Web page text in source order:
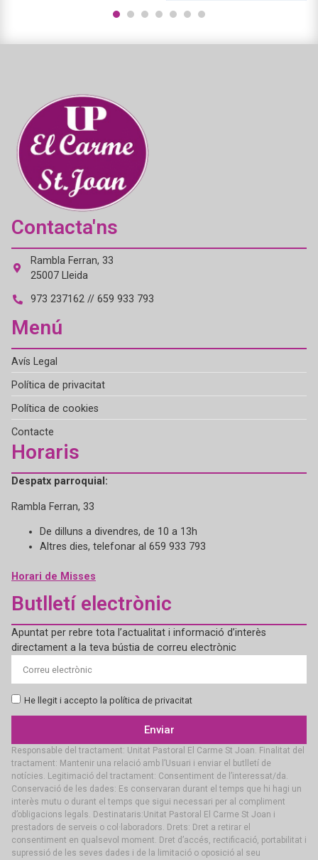
Contacta'ns
Rambla Ferran, 33
25007 Lleida
973 237162 // 659 933 793
Menú
Avís Legal
Política de privacitat
Política de cookies
Contacte
Horaris
Despatx parroquial:
Rambla Ferran, 33
De dilluns a divendres, de 10 a 13h
Altres dies, telefonar al 659 933 793
Horari de Misses
Butlletí electrònic
Apuntat per rebre tota l’actualitat i informació d’interès
directament a la teva bústia de correu electrònic
He llegit i accepto la política de privacitat
Enviar
Responsable del tractament: Unitat Pastoral El Carme St Joan. Finalitat del
tractament: Mantenir una relació amb l’Usuari i enviar el butlletí de
notícies. Legitimació del tractament: Consentiment de l’interessat/da.
Conservació de les dades: Es conservaran durant el temps que hi hagi un
interès mutu o durant el temps que sigui necessari per al compliment
d’obligacions legals. Destinataris:Unitat Pastoral El Carme St Joan i
prestadors de serveis o col·laboradors. Drets: Dret a retirar el
consentiment en qualsevol moment. Dret d’accés, rectificació, portabilitat i
supressió de les seves dades i de la limitació o oposició al seu